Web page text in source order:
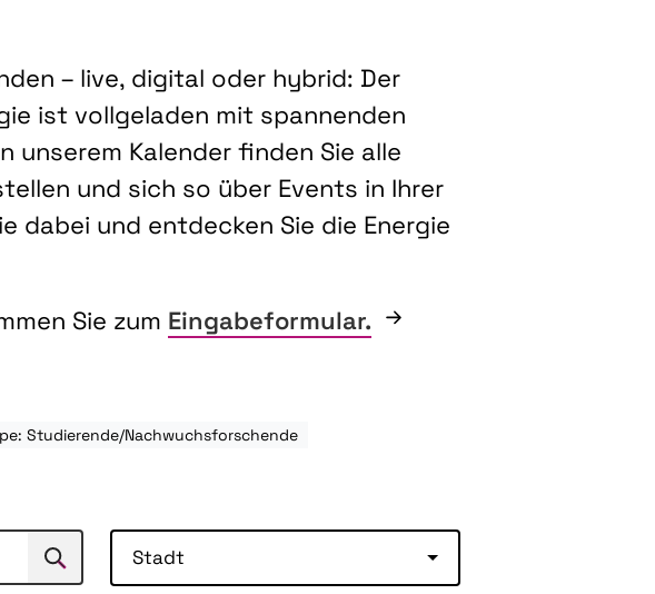
– live, digital oder hybrid: Der
ist vollgeladen mit spannenden
unserem Kalender finden Sie alle
und sich so über Events in Ihrer
dabei und entdecken Sie die Energie
Sie zum Eingabeformular.
Studierende/Nachwuchsforschende
Suchen Stadt